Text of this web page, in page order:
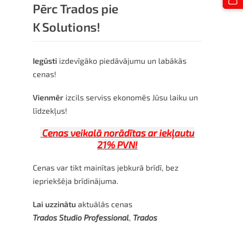
Pērc Trados pie
K Solutions!
Iegūsti izdevīgāko piedāvājumu un labākās
cenas!
Vienmērizcils serviss ekonomēs Jūsu laiku un
līdzekļus!
Cenas veikalā norādītas ar iekļautu
21% PVN!
Cenas var tikt mainītas jebkurā brīdī, bez
iepriekšēja brīdinājuma.
Lai uzzinātuaktuālās cenas
Trados Studio Professional, Trados